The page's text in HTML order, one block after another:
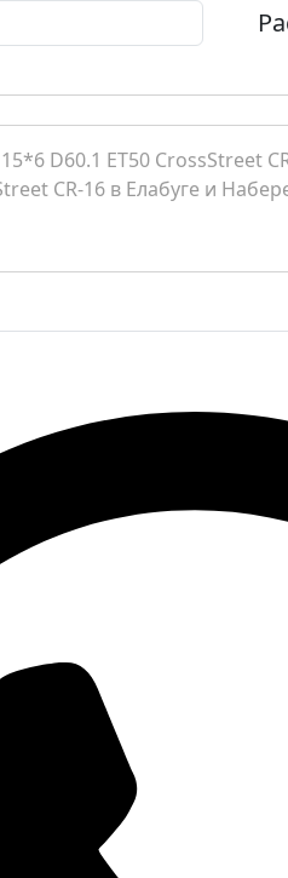
D60.1 ET50 CrossStreet
CR-16 в Елабуге и